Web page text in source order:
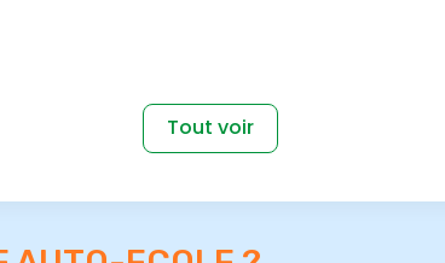
Tout voir